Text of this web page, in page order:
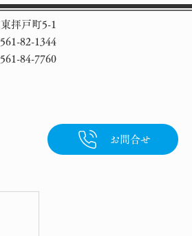
お問合せ
拝戸町5-1
82-1344
84-7760